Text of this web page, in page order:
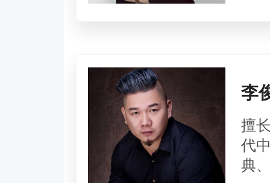
李
擅
代
典